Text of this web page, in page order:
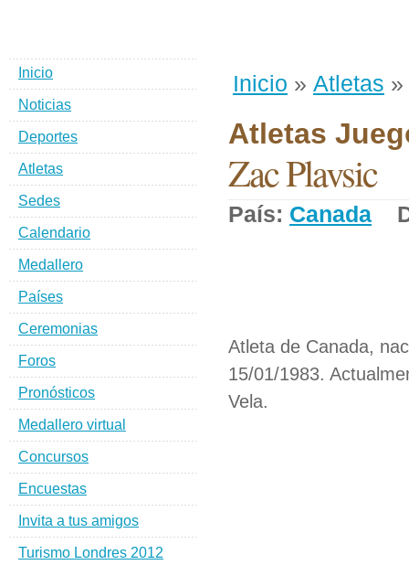
Inicio » Atletas
Atletas
Zac Plavsic
País: Canada
Atleta de Canada,
15/01/1983.
Vela.
Inicio
Noticias
Deportes
Atletas
Sedes
Calendario
Medallero
Países
Ceremonias
Foros
Pronósticos
Medallero virtual
Concursos
Encuestas
Invita a tus amigos
Turismo Londres 2012